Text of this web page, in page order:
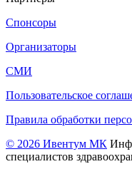
Спонсоры
Организаторы
СМИ
Пользовательское
Правила обработки
© 2026 Ивентум МК
специалистов